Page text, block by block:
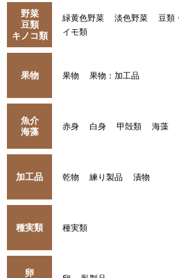
野菜
豆類
キノコ類
緑黄色野菜 淡色野菜 豆類
イモ類
果物 果物 果物：加工品
魚介
海藻
赤身 白身 甲殻類 海藻
加工品 乾物 練り製品 漬物
種実類 種実類
卵